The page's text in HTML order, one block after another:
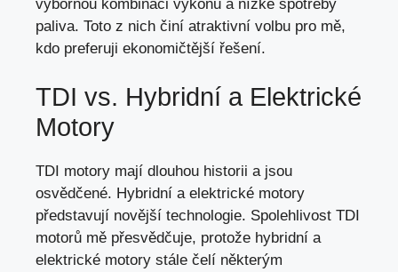
výbornou kombinaci výkonu a nízké spotřeby
paliva. Toto z nich činí atraktivní volbu pro mě,
kdo preferuji ekonomičtější řešení.
TDI vs. Hybridní a Elektrické
Motory
TDI motory mají dlouhou historii a jsou
osvědčené. Hybridní a elektrické motory
představují novější technologie. Spolehlivost TDI
motorů mě přesvědčuje, protože hybridní a
elektrické motory stále čelí některým